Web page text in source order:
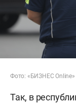
Фото: «БИЗНЕС Online»
Так, в